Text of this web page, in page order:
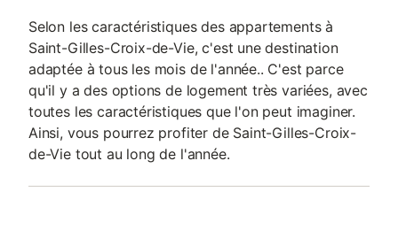
Selon les caractéristiques des appartements à
Saint-Gilles-Croix-de-Vie, c'est une destination
adaptée à tous les mois de l'année.. C'est parce
qu'il y a des options de logement très variées, avec
toutes les caractéristiques que l'on peut imaginer.
Ainsi, vous pourrez profiter de Saint-Gilles-Croix-
de-Vie tout au long de l'année.